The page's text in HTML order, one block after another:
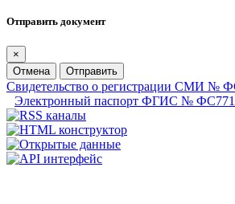
Отправить документ
×
Отмена
Отправить
Свидетельство о регистрации СМИ №
Электронный паспорт ФГИС №